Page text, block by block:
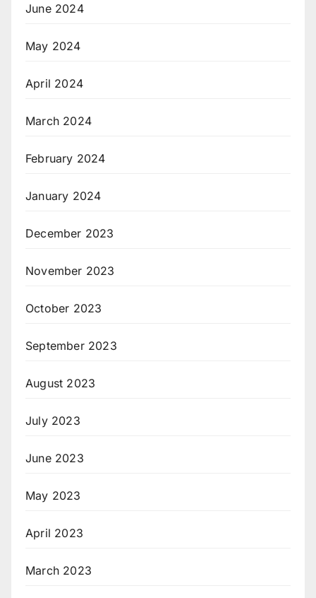
June 2024
May 2024
April 2024
March 2024
February 2024
January 2024
December 2023
November 2023
October 2023
September 2023
August 2023
July 2023
June 2023
May 2023
April 2023
March 2023